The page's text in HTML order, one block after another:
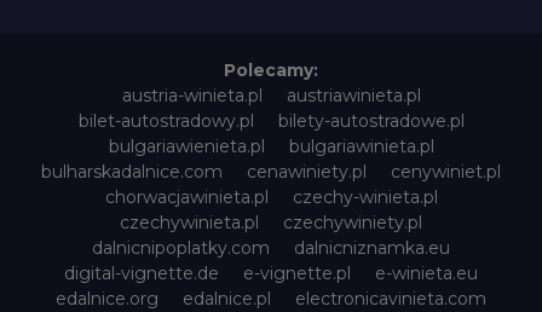
Polecamy:
austria-winieta.pl
austriawinieta.pl
bilet-autostradowy.pl
bilety-autostradowe.pl
bulgariawienieta.pl
bulgariawinieta.pl
bulharskadalnice.com
cenawiniety.pl
cenywiniet.pl
chorwacjawinieta.pl
czechy-winieta.pl
czechywinieta.pl
czechywiniety.pl
dalnicnipoplatky.com
dalnicniznamka.eu
digital-vignette.de
e-vignette.pl
e-winieta.eu
edalnice.org
edalnice.pl
electronicavinieta.com